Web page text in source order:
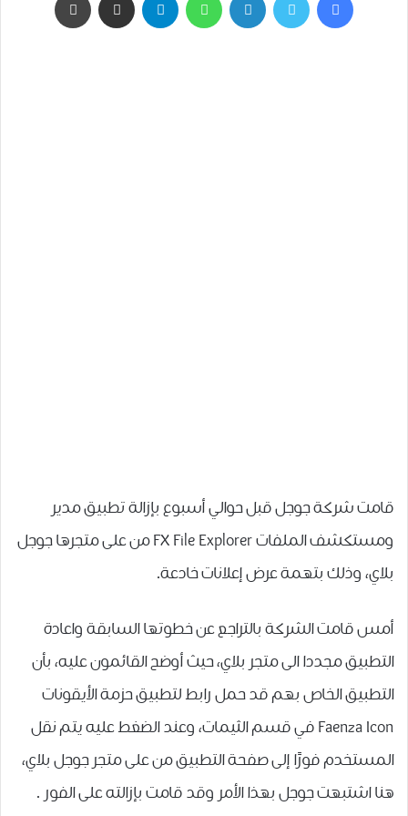
قامت شركة جوجل قبل حوالي أسبوع بإزالة تطبيق ﻣﺪﻳﺮ
ﻭﻣﺴﺘﻜﺸﻒ ﺍﻟﻤﻠﻔﺎﺕ FX File Explorer من على متجرها جوجل
بلاي، وذلك بتهمة عرض ﺇﻋﻼﻧﺎﺕ ﺧﺎﺩﻋﺔ.
أمس قامت الشركة بالتراجع عن خطوتها السابقة واعادة
التطبيق مجددا الى متجر بلاي، حيث ﺃﻭﺿﺢ ﺍﻟﻘﺎﺋﻤﻮﻥ ﻋﻠﻴﻪ، ﺑﺄﻥ
ﺍﻟﺘﻄﺒﻴﻖ ﺍﻟﺨﺎﺹ ﺑﻬﻢ ﻗﺪ ﺣﻤﻞ ﺭﺍﺑﻂ ﻟﺘﻄﺒﻴﻖ ﺣﺰﻣﺔ ﺍﻷﻳﻘﻮﻧﺎﺕ
Faenza Icon ﻓﻲ ﻗﺴﻢ ﺍﻟﺜﻴﻤﺎﺕ، ﻭﻋﻨﺪ ﺍﻟﻀﻐﻂ ﻋﻠﻴﻪ ﻳﺘﻢ ﻧﻘﻞ
ﺍﻟﻤﺴﺘﺨﺪﻡ ﻓﻮﺭًﺍ ﺇﻟﻰ ﺻﻔﺤﺔ ﺍﻟﺘﻄﺒﻴﻖ ﻣﻦ ﻋﻠﻰ ﻣﺘﺠﺮ ﺟﻮﺟﻞ ﺑﻼﻱ،
ﻫﻨﺎ ﺍﺷﺘﺒﻬﺖ ﺟﻮﺟﻞ ﺑﻬﺬﺍ ﺍﻷﻣﺮ ﻭﻗﺪ ﻗﺎﻣﺖ ﺑﺈﺯﺍﻟﺘﻪ ﻋﻠﻰ ﺍﻟﻔﻮﺭ .